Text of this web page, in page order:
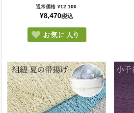
通常価格 ¥12,100
¥8,470税込